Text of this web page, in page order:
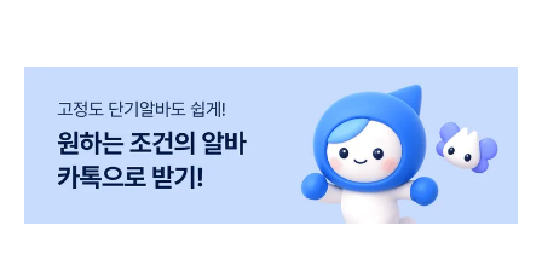
할 수 있는 진료를 하는 높은 퀄리티의 치과를 만들어 성실하
고 책임감 있는 분과 함께 오래 일할 수 있는 치과를 만들고
자 하십니다. 올바르고 정직한 진료를 하는 서울가족치과에